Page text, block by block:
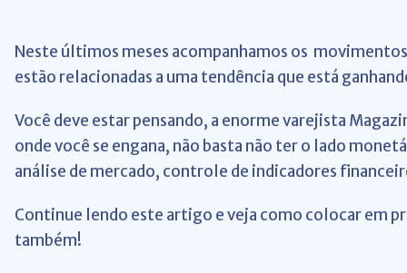
Neste últimos meses acompanhamos os
estão relacionadas a uma tendência que está
Você deve estar pensando, a enorme varejista
onde você se engana, não basta não ter o lado
análise de mercado, controle de indicadores
Continue lendo este artigo e veja como colocar em
também!